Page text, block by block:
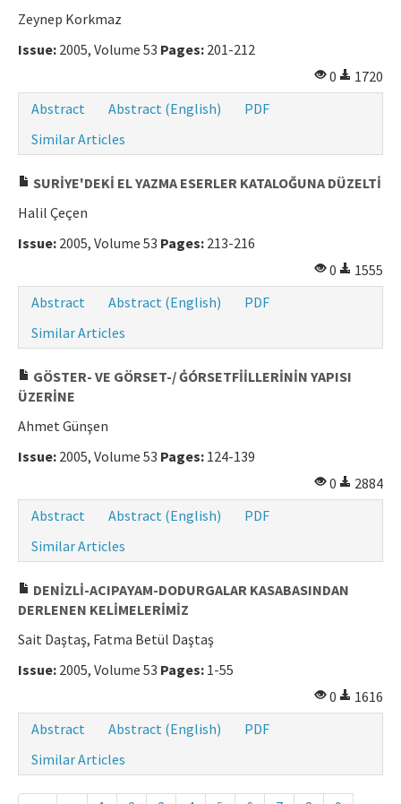
Zeynep Korkmaz
Issue: 2005, Volume 53 Pages: 201-212
0
1720
Abstract
Abstract (English)
PDF
Similar Articles
SURİYE'DEKİ EL YAZMA ESERLER KATALOĞUNA DÜZELTİ
Halil Çeçen
Issue: 2005, Volume 53 Pages: 213-216
0
1555
Abstract
Abstract (English)
PDF
Similar Articles
GÖSTER- VE GÖRSET-/ ĠÓRSETFİİLLERİNİN YAPISI
ÜZERİNE
Ahmet Günşen
Issue: 2005, Volume 53 Pages: 124-139
0
2884
Abstract
Abstract (English)
PDF
Similar Articles
DENİZLİ-ACIPAYAM-DODURGALAR KASABASINDAN
DERLENEN KELİMELERİMİZ
Sait Daştaş, Fatma Betül Daştaş
Issue: 2005, Volume 53 Pages: 1-55
0
1616
Abstract
Abstract (English)
PDF
Similar Articles